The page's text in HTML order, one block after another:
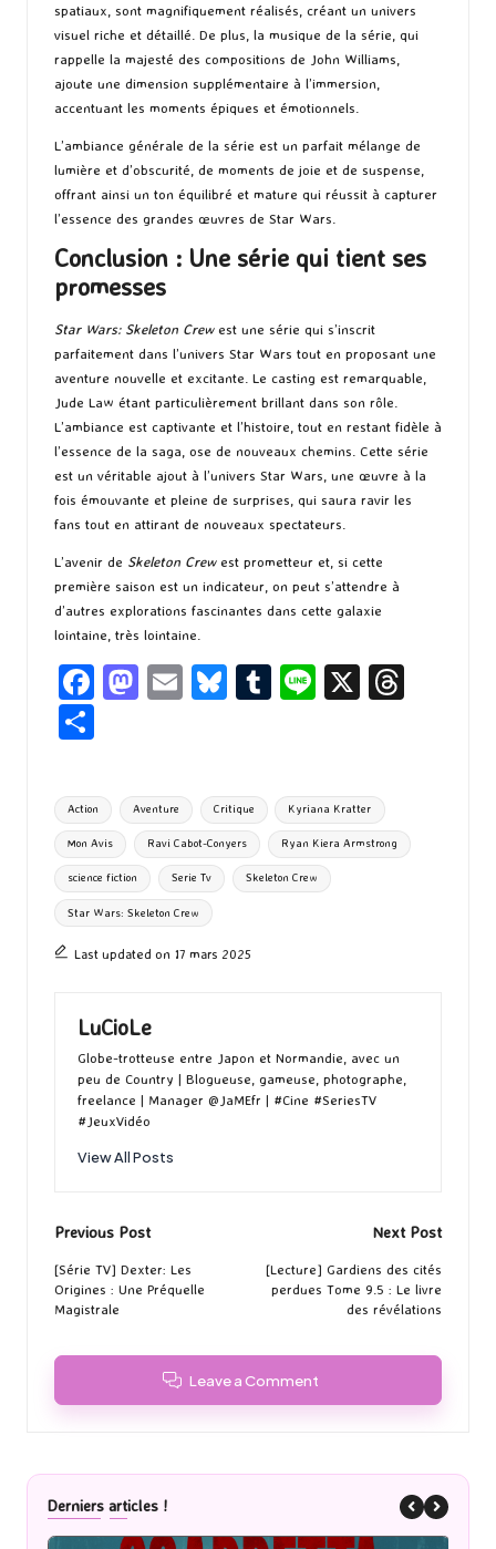
spatiaux, sont magnifiquement réalisés, créant un univers
visuel riche et détaillé. De plus, la musique de la série, qui
rappelle la majesté des compositions de John Williams,
ajoute une dimension supplémentaire à l’immersion,
accentuant les moments épiques et émotionnels.
L’ambiance générale de la série est un parfait mélange de
lumière et d’obscurité, de moments de joie et de suspense,
offrant ainsi un ton équilibré et mature qui réussit à capturer
l’essence des grandes œuvres de Star Wars.
Conclusion : Une série qui tient ses
promesses
Star Wars: Skeleton Crewest une série qui s’inscrit
parfaitement dans l’univers Star Wars tout en proposant une
aventure nouvelle et excitante. Le casting est remarquable,
Jude Law étant particulièrement brillant dans son rôle.
L’ambiance est captivante et l’histoire, tout en restant fidèle à
l’essence de la saga, ose de nouveaux chemins. Cette série
est un véritable ajout à l’univers Star Wars, une œuvre à la
fois émouvante et pleine de surprises, qui saura ravir les
fans tout en attirant de nouveaux spectateurs.
L’avenir de Skeleton Crewest prometteur et, si cette
première saison est un indicateur, on peut s’attendre à
d’autres explorations fascinantes dans cette galaxie
lointaine, très lointaine.
Fa
o
o
k
M
d
o
n
E
l
Bl
ky
T
bl
r
Li X
ta
g
er
Tags:
Action Aventure Critique Kyriana Kratter
Mon Avis Ravi Cabot-Conyers Ryan Kiera Armstrong
science fiction Serie Tv Skeleton Crew
Star Wars: Skeleton Crew
Last updated on 17 mars 2025
LuCioLe
Globe-trotteuse entre Japon et Normandie, avec un
peu de Country | Blogueuse, gameuse, photographe,
freelance | Manager @JaMEfr | #Cine #SeriesTV
#JeuxVidéo
View All Posts
Post
navigation
Previous Post
[Série TV] Dexter: Les
Origines : Une Préquelle
Magistrale
Next Post
[Lecture] Gardiens des cités
perdues Tome 9.5 : Le livre
des révélations
Leave a Comment
Derniers articles !